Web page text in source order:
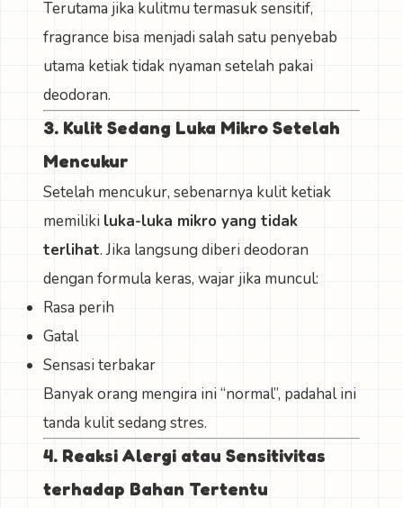
Terutama jika kulitmu termasuk sensitif,
fragrance bisa menjadi salah satu penyebab
utama ketiak tidak nyaman setelah pakai
deodoran.
3. Kulit Sedang Luka Mikro Setelah
Mencukur
Setelah mencukur, sebenarnya kulit ketiak
memiliki luka-luka mikro yang tidak
terlihat. Jika langsung diberi deodoran
dengan formula keras, wajar jika muncul:
Rasa perih
Gatal
Sensasi terbakar
Banyak orang mengira ini “normal”, padahal ini
tanda kulit sedang stres.
4. Reaksi Alergi atau Sensitivitas
terhadap Bahan Tertentu